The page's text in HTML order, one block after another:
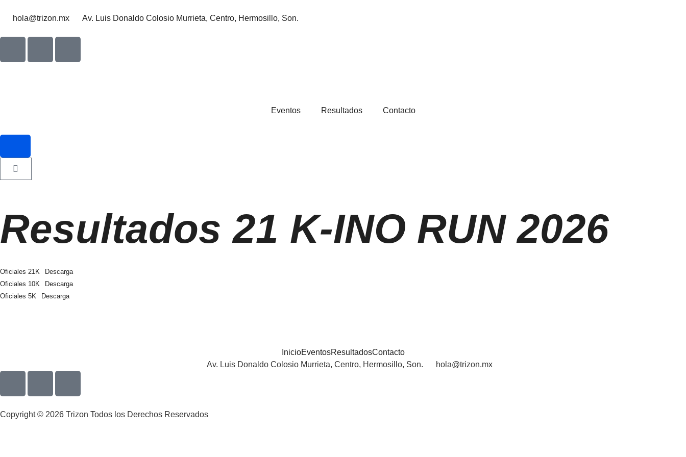
hola@trizon.mx Av. Luis Donaldo Colosio Murrieta, Centro, Hermosillo, Son.
Eventos Resultados Contacto
Resultados 21 K-INO RUN 2026
Oficiales 21K
Descarga
Oficiales 10K
Descarga
Oficiales 5K
Descarga
InicioEventosResultadosContacto
Av. Luis Donaldo Colosio Murrieta, Centro, Hermosillo, Son.
hola@trizon.mx
Copyright © 2026 Trizon Todos los Derechos Reservados